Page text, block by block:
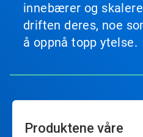
innebærer og
driften deres, noe
å oppnå topp ytelse.
Produktene våre